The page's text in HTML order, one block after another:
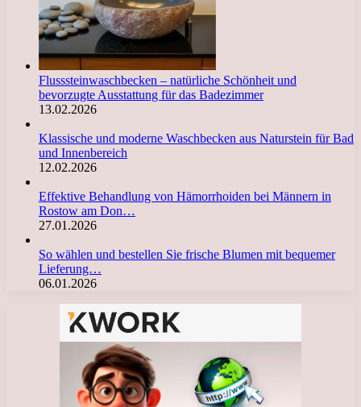
Flusssteinwaschbecken – natürliche Schönheit und
bevorzugte Ausstattung für das Badezimmer
13.02.2026
Klassische und moderne Waschbecken aus Naturstein für Bad
und Innenbereich
12.02.2026
Effektive Behandlung von Hämorrhoiden bei Männern in
Rostow am Don…
27.01.2026
So wählen und bestellen Sie frische Blumen mit bequemer
Lieferung…
06.01.2026